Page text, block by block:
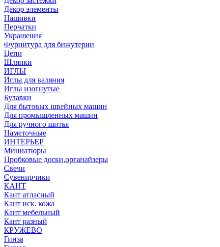
Декор элементы
Нашивки
Перчатки
Украшения
Фурнитура для бижутерии
Цепи
Шляпки
ИГЛЫ
Иглы для валяния
Иглы изогнутые
Булавки
Для бытовых швейных машин
Для промышленных машин
Для ручного шитья
Наметочные
ИНТЕРЬЕР
Миниатюры
Пробковые доски,органайзеры
Свечи
Сувенирчики
КАНТ
Кант атласный
Кант иск. кожа
Кант мебельный
Кант разный
КРУЖЕВО
Гинза